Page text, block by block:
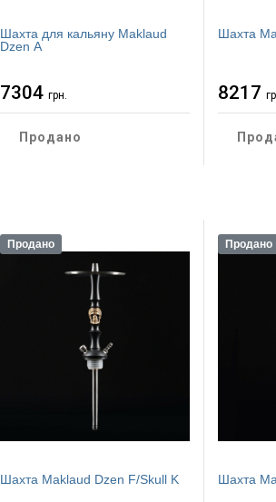
Шахта для кальяну Maklaud
Dzen A
7304 грн.
Продано
Шахта
8217
Продано
Шахта Maklaud Dzen F/Skull K
Продано
Шахта